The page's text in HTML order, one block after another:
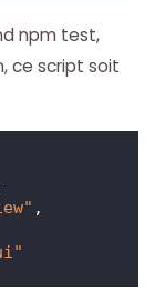
npm test,
ce script soit
,